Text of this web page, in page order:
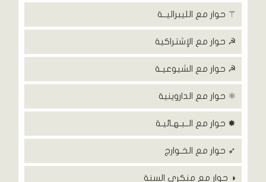
⚚ حوار مع الليبراليــة
☭ حوار مع الإشتراكية
☭ حوار مع الشيوعيـة
⚛ حوار مع الداروينية
✸ حوار مع الــبـهـائيـة
➶ حوار مع الخـوارج
◑ حوار مع منكري السنة